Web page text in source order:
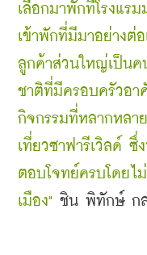
เลือกมาพักที่โรงแร
เข้าพักที่มีมาอย่างต่
ลูกค้าส่วนใหญ่เป็นค
ชาติที่มีครอบครัวอา
กิจกรรมที่หลากหล
เที่ยวซาฟารีเวิลด์ ซึ่
ตอบโจทย์ครบโดยไม่
เมือง" ชิน พิทักษ์ ก